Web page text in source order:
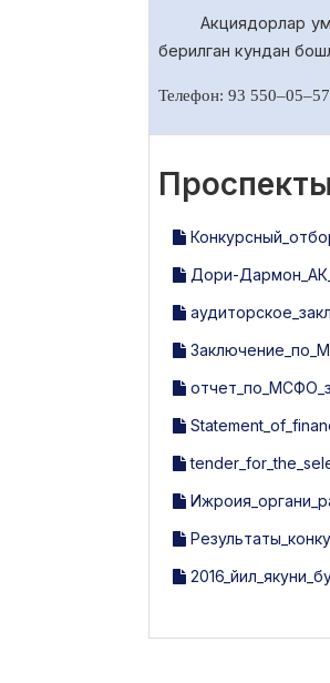
Акциядорлар
берилган кундан
Телефон: 93 550–05–57
Дори-